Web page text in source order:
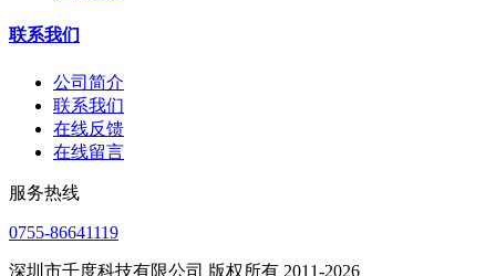
联系我们
公司简介
联系我们
在线反馈
在线留言
服务热线
0755-86641119
深圳市千度科技有限公司 版权所有 2011-2026